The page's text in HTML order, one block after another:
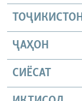
ТОҶИКИСТОН
ҶАҲОН
СИЁСАТ